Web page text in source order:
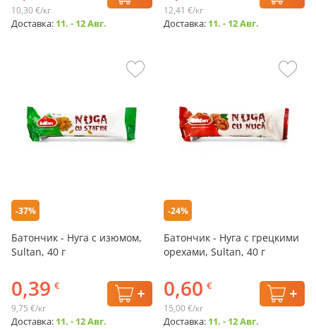
10,30 €/кг
Доставка: 11. - 12 Авг.
12,41 €/кг
Доставка: 11. - 12 Авг.
-37%
Батончик - Нуга с изюмом,
Sultan, 40 г
0,39 €
9,75 €/кг
Доставка: 11. - 12 Авг.
-24%
Батончик - Нуга с грецкими
орехами, Sultan, 40 г
0,60 €
15,00 €/кг
Доставка: 11. - 12 Авг.